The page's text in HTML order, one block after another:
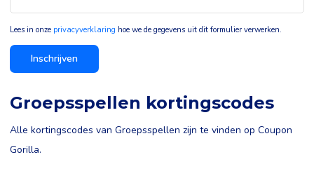
Lees in onze privacyverklaring hoe we de gegevens uit dit formulier verwerken.
Inschrijven
Groepsspellen kortingscodes
Alle kortingscodes van Groepsspellen zijn te vinden op Coupon
Gorilla.